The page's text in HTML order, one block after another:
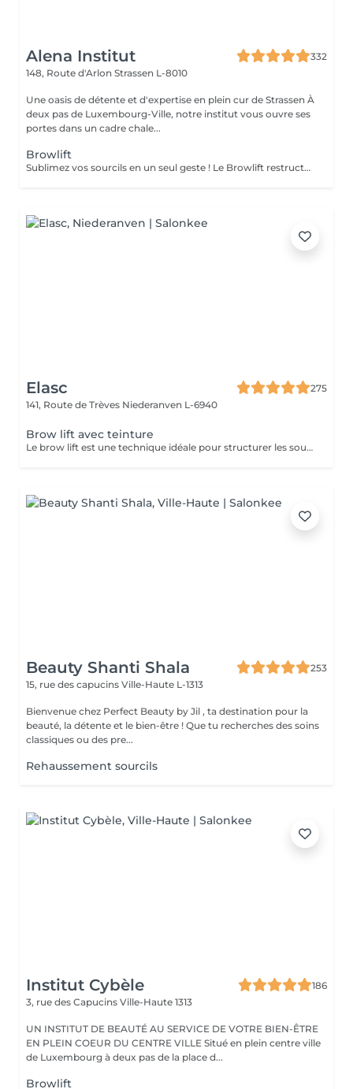
Alena Institut
332
148, Route d'Arlon Strassen L-8010
Une oasis de détente et d'expertise en plein cur de Strassen À
deux pas de Luxembourg-Ville, notre institut vous ouvre ses
portes dans un cadre chale...
Browlift
Sublimez vos sourcils en un seul geste ! Le Browlift restructure et redessine vos sourcils pour un effet lifté, naturel et harmonieux. Le soin Bo Repaire nourrit et fortifie vos poils, tandis que la teinture apporte intensité et uniformité pour un résultat éclatant. Prestation rapide et efficace en seulement 45 minutes pour des sourcils parfaitement définis, soignés et irrésistibles !
Elasc
275
141, Route de Trèves Niederanven L-6940
Brow lift avec teinture
Le brow lift est une technique idéale pour structurer les sourcils ainsi que pour les rendre plus volumineux. Tenue : environ 5 semaines.
Beauty Shanti Shala
253
15, rue des capucins Ville-Haute L-1313
Bienvenue chez Perfect Beauty by Jil , ta destination pour la
beauté, la détente et le bien-être ! Que tu recherches des soins
classiques ou des pre...
Rehaussement sourcils
Institut Cybèle
186
3, rue des Capucins Ville-Haute 1313
UN INSTITUT DE BEAUTÉ AU SERVICE DE VOTRE BIEN-ÊTRE
EN PLEIN COEUR DU CENTRE VILLE Situé en plein centre ville
de Luxembourg à deux pas de la place d...
Browlift